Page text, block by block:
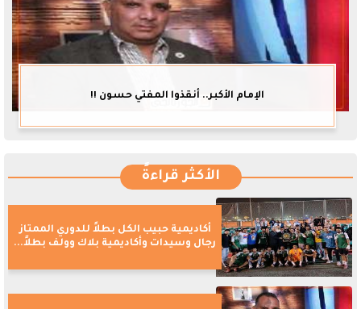
الإمام الأكبر.. أنقذوا المفتي حسون !!
الأكثر قراءةً
أكاديمية حبيب الكل بطلاً للدوري الممتاز
رجال وسيدات وأكاديمية بلاك وولف بطلاً...